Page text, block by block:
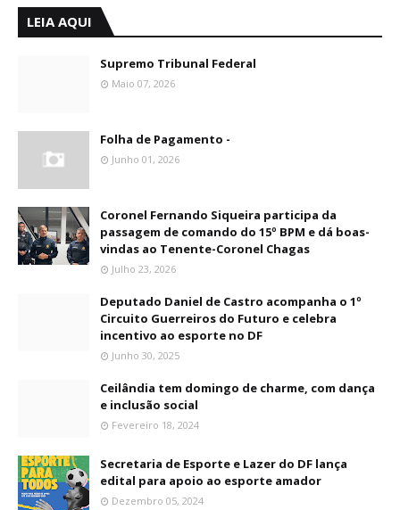
LEIA AQUI
Supremo Tribunal Federal
Maio 07, 2026
Folha de Pagamento -
Junho 01, 2026
Coronel Fernando Siqueira participa da
passagem de comando do 15º BPM e dá boas-
vindas ao Tenente-Coronel Chagas
Julho 23, 2026
Deputado Daniel de Castro acompanha o 1º
Circuito Guerreiros do Futuro e celebra
incentivo ao esporte no DF
Junho 30, 2025
Ceilândia tem domingo de charme, com dança
e inclusão social
Fevereiro 18, 2024
Secretaria de Esporte e Lazer do DF lança
edital para apoio ao esporte amador
Dezembro 05, 2024